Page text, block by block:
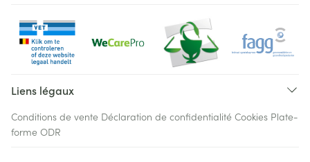
Liens légaux
Conditions de vente Déclaration de confidentialité Cookies Plate-
forme ODR